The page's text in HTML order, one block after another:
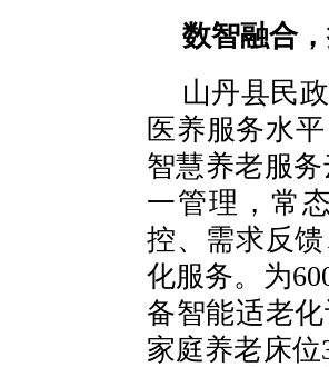
数智融合
山丹县民
医养服务水
智慧养老服
一管理，常
控、需求反
化服务。为
备智能适老
家庭养老床位